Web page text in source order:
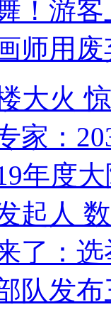
！游客
师用
大火
家：
年度
起人
了：
队发